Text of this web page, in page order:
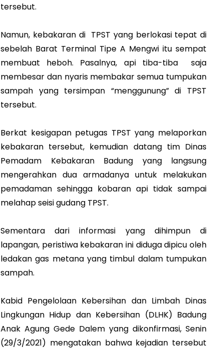
tersebut.
Namun, kebakaran di TPST yang berlokasi tepat di
sebelah Barat Terminal Tipe A Mengwi itu sempat
membuat heboh. Pasalnya, api tiba-tiba saja
membesar dan nyaris membakar semua tumpukan
sampah yang tersimpan “menggunung” di TPST
tersebut.
Berkat kesigapan petugas TPST yang melaporkan
kebakaran tersebut, kemudian datang tim Dinas
Pemadam Kebakaran Badung yang langsung
mengerahkan dua armadanya untuk melakukan
pemadaman sehingga kobaran api tidak sampai
melahap seisi gudang TPST.
Sementara dari informasi yang dihimpun di
lapangan, peristiwa kebakaran ini diduga dipicu oleh
ledakan gas metana yang timbul dalam tumpukan
sampah.
Kabid Pengelolaan Kebersihan dan Limbah Dinas
Lingkungan Hidup dan Kebersihan (DLHK) Badung
Anak Agung Gede Dalem yang dikonfirmasi, Senin
(29/3/2021) mengatakan bahwa kejadian tersebut